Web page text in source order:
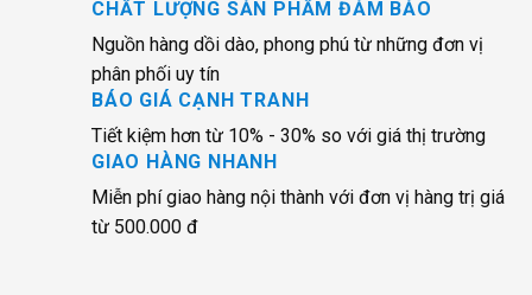
CHẤT LƯỢNG SẢN PHẨM ĐẢM BẢO
Nguồn hàng dồi dào, phong phú từ những đơn vị
phân phối uy tín
BÁO GIÁ CẠNH TRANH
Tiết kiệm hơn từ 10% - 30% so với giá thị trường
GIAO HÀNG NHANH
Miễn phí giao hàng nội thành với đơn vị hàng trị giá
từ 500.000 đ